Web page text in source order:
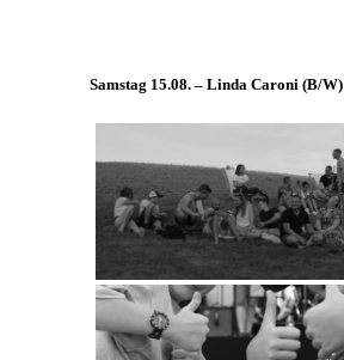
Samstag 15.08. – Linda Caroni (B/W)